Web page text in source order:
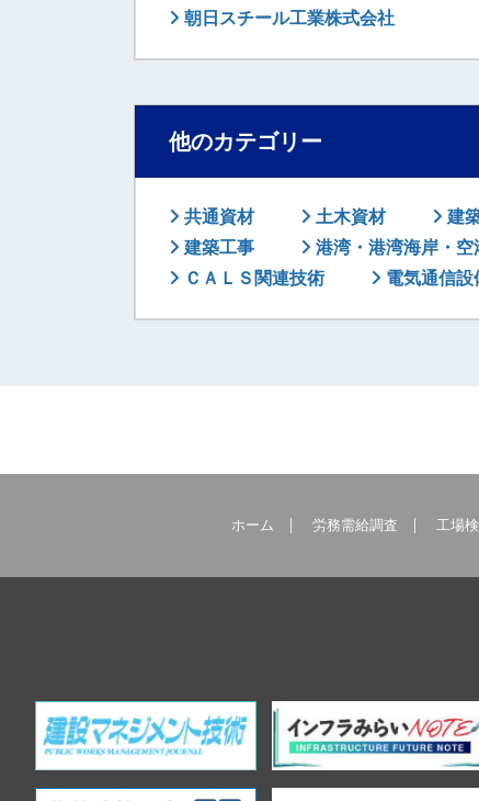
朝日スチール工業株式会社
他のカテゴリー
共通資材 土木資材 建
建築工事
港湾・港湾海岸・空
ＣＡＬＳ関連技術
電気通信設
ホーム 労務需給調査 工場